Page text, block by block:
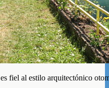
fiel al estilo arquitectónico